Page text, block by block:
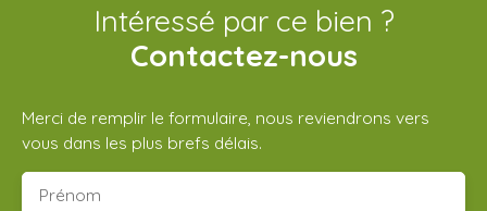
Intéressé par ce bien ?
Contactez-nous
Merci de remplir le formulaire, nous reviendrons vers
vous dans les plus brefs délais.
Prénom